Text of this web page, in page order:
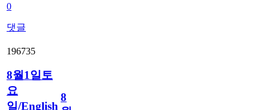
0
댓글
196735
8월1일토
요
일/English
8